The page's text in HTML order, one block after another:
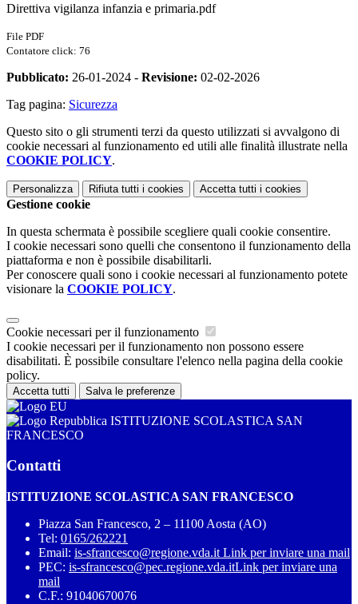
Direttiva vigilanza infanzia e primaria.pdf
File PDF
Contatore click: 76
Pubblicato: 26-01-2024 - Revisione: 02-02-2026
Tag pagina: Sicurezza
Questo sito o gli strumenti terzi da questo utilizzati si avvalgono di
cookie necessari al funzionamento ed utili alle finalità illustrate nella
COOKIE POLICY.
Personalizza Rifiuta tutti i cookies Accetta tutti i cookies
Gestione cookie
In questa schermata è possibile scegliere quali cookie consentire.
I cookie necessari sono quelli che consentono il funzionamento della
piattaforma e non è possibile disabilitarli.
Per conoscere quali sono i cookie necessari al funzionamento potete
visionare la COOKIE POLICY.
Cookie necessari per il funzionamento
I cookie necessari per il funzionamento non possono essere
disabilitati. È possibile consultare l'elenco nella pagina della cookie
policy.
Accetta tutti Salva le preferenze
ISTITUZIONE SCOLASTICA SAN
FRANCESCO
Contatti
ISTITUZIONE SCOLASTICA SAN FRANCESCO
Piazza San Francesco, 2 – 11100 Aosta (AO)
Tel: 0165/262221
Email: is-sfrancesco@regione.vda.it Link per inviare una mail
PEC: is-sfrancesco@pec.regione.vda.itLink per inviare una
mail
C.F.: 91040670076